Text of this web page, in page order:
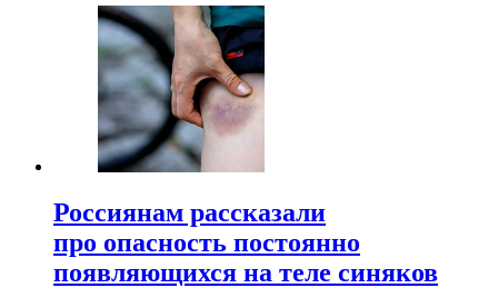
Россиянам рассказали
про опасность постоянно
появляющихся на теле синяков